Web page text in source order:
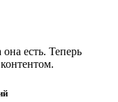
есть. Теперь